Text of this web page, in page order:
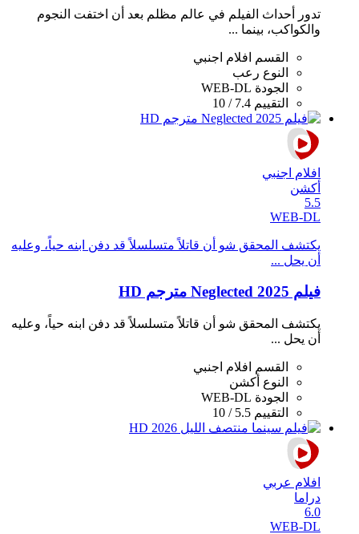
تدور أحداث الفيلم في عالم مظلم بعد أن اختفت النجوم
والكواكب، بينما ...
القسم
افلام اجنبي
النوع رعب
الجودة WEB-DL
التقييم 7.4 / 10
افلام اجنبي
أكشن
5.5
WEB-DL
يكتشف المحقق شو أن قاتلاً متسلسلاً قد دفن ابنه حياً، وعليه
أن يحل ...
فيلم Neglected 2025 مترجم HD
يكتشف المحقق شو أن قاتلاً متسلسلاً قد دفن ابنه حياً، وعليه
أن يحل ...
القسم
افلام اجنبي
النوع أكشن
الجودة WEB-DL
التقييم 5.5 / 10
افلام عربي
دراما
6.0
WEB-DL